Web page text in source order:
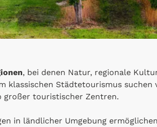
, bei denen Natur, regionale
klassischen Städtetourismus suchen
großer touristischer Zentren.
in ländlicher Umgebung